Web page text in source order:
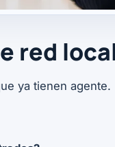
red
ya tienen agente.